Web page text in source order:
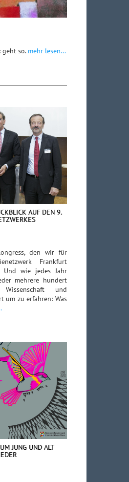
geht so. mehr lesen...
AUF DEN 9.
den wir für
Frankfurt
Und wie jedes Jahr
mehrere hundert
und
um zu erfahren: Was
JUNG UND ALT